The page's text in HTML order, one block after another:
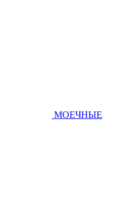
МОЕЧНЫЕ